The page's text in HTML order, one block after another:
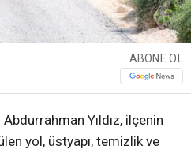
ABONE OL
Yıldız, ilçenin
yol, üstyapı, temizlik ve